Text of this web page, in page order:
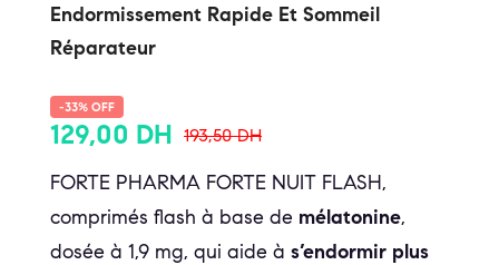
Endormissement Rapide Et Sommeil
Réparateur
-33% OFF
193,50DH
129,00 DH
FORTE PHARMA FORTE NUIT FLASH,
comprimés flash à base de mélatonine,
dosée à 1,9 mg, qui aide à s’endormir plus